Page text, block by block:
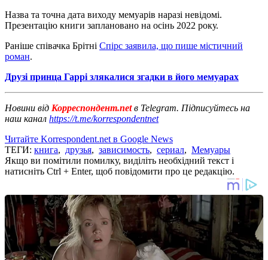
Назва та точна дата виходу мемуарів наразі невідомі.
Презентацію книги заплановано на осінь 2022 року.
Раніше співачка Брітні Спірс заявила, що пише містичний
роман.
Друзі принца Гаррі злякалися згадки в його мемуарах
Новини від Корреспондент.netв Telegram. Підписуйтесь на
наш канал https://t.me/korrespondentnet
Читайте Korrespondent.net в Google News
ТЕГИ: книга, друзья, зависимость, сериал, Мемуары
Якщо ви помітили помилку, виділіть необхідний текст і
натисніть Ctrl + Enter, щоб повідомити про це редакцію.